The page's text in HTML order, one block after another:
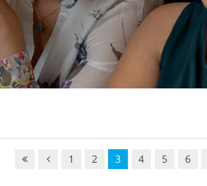
1 2 3 4 5 6